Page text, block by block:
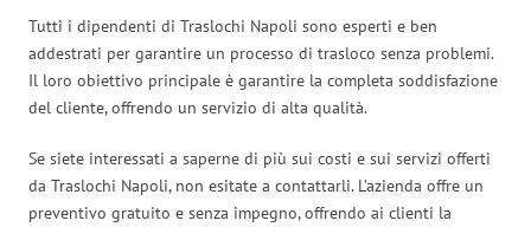
Tutti i dipendenti di Traslochi Napoli sono esperti e ben
addestrati per garantire un processo di trasloco senza problemi.
Il loro obiettivo principale è garantire la completa soddisfazione
del cliente, offrendo un servizio di alta qualità.
Se siete interessati a saperne di più sui costi e sui servizi offerti
da Traslochi Napoli, non esitate a contattarli. L’azienda offre un
preventivo gratuito e senza impegno, offrendo ai clienti la